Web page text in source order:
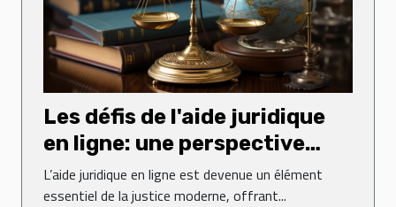
Les défis de l'aide juridique
en ligne: une perspective
globale
L’aide juridique en ligne est devenue un élément
essentiel de la justice moderne, offrant...